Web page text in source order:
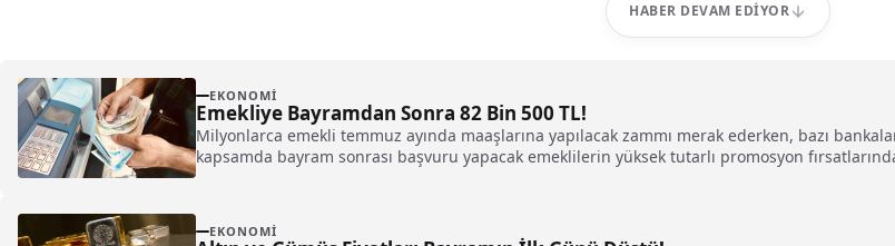
HABER DEVAM EDIYOR
EKONOMI
Emekliye Bayramdan Sonra 82 Bin 500 TL!
Milyonlarca emekli temmuz ayında maaşlarına yapılacak zammı merak ederken, bazı
kapsamda bayram sonrası başvuru yapacak emeklilerin yüksek tutarlı promosyon
EKONOMI